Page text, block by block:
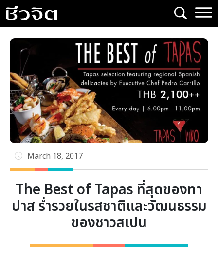
Skip
to
content
March 18, 2017
The Best of Tapas ที่สุดของทา
ปาส ร่ำรวยในรสชาติและวัฒนธรรม
ของชาวสเปน